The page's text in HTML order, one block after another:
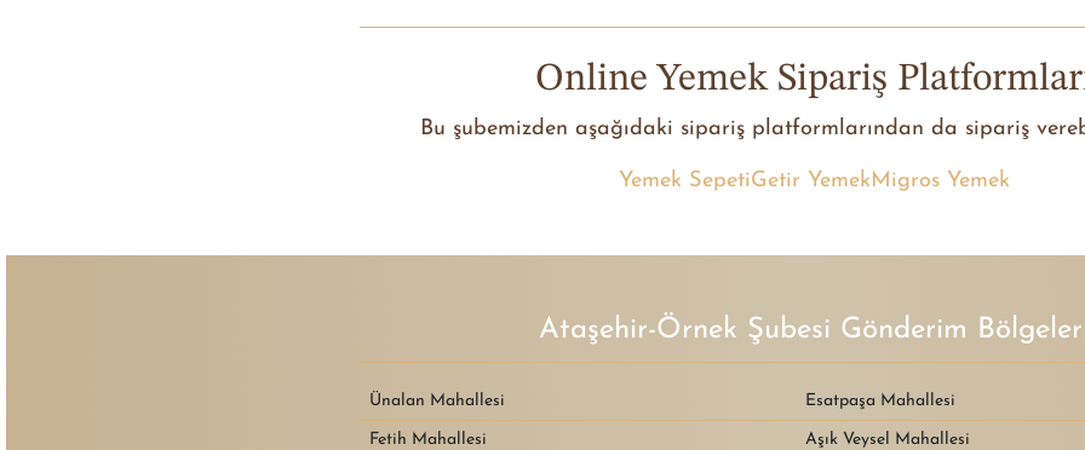
Online Yemek Sipariş
Bu şubemizden aşağıdaki sipariş platformlarından da sipariş
Yemek SepetiGetir Yemek Migros Yemek
Ataşehir-Örnek Şubesi Gönderim
Ünalan Mahallesi Esatpaşa Mahallesi
Fetih Mahallesi Aşık Veysel Mahallesi